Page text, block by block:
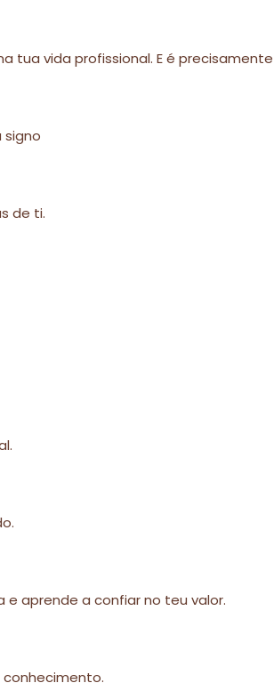
vida profissional. E é
signo
de ti.
e aprende a confiar no teu valor.